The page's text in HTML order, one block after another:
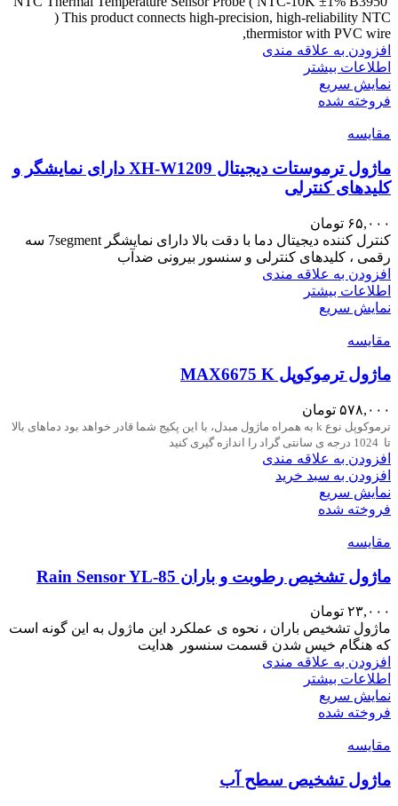
) This product connects high-precision, high-reliability NTC
thermistor with PVC wire,
افزودن به علاقه مندی
اطلاعات بیشتر
نمایش سریع
فروخته شده
مقايسه
ماژول ترموستات دیجیتال XH-W1209 دارای نمایشگر و
کلیدهای کنترلی
۶۵,۰۰۰ تومان
کنترل کننده دیجیتال دما با دقت بالا دارای نمایشگر 7segment سه
رقمی ، کلیدهای کنترلی و سنسور بیرونی ضدآب
افزودن به علاقه مندی
اطلاعات بیشتر
نمایش سریع
مقايسه
ماژول ترموکوپل MAX6675 K
۵۷۸,۰۰۰ تومان
ترموکوپل نوع k به همراه ماژول مبدل، با این پکیج شما قادر خواهد بود دماهای بالا
تا 1024 درجه ی سانتی گراد را اندازه گیری کنید
افزودن به علاقه مندی
افزودن به سبد خرید
نمایش سریع
فروخته شده
مقايسه
ماژول تشخیص رطوبت و باران Rain Sensor YL-85
۲۳,۰۰۰ تومان
ماژول تشخیص باران ، نحوه ی عملکرد این ماژول به این گونه است
که هنگام خیس شدن قسمت سنسور هدایت
افزودن به علاقه مندی
اطلاعات بیشتر
نمایش سریع
فروخته شده
مقايسه
ماژول تشخیص سطح آب